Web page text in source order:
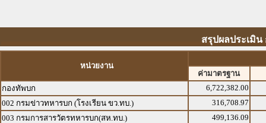
สรุปผลประเมิน
หน่วยงาน
ค่ามาตรฐาน
กองทัพบก
6,722,382.00
002 กรมข่าวทหารบก (โรงเรียน ขว.ทบ.)
316,708.97
003 กรมการสารวัตรทหารบก(สห.ทบ.)
499,136.09